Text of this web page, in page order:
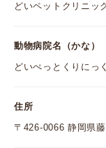
どいペットクリニッ
動物病院名（かな）
どいぺっとくりにっく
住所
〒426-0066 静岡県